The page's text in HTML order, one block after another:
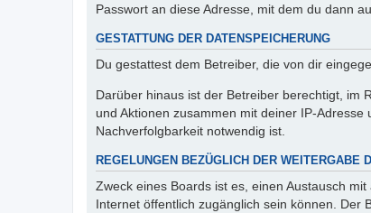
Passwort an diese Adresse, mit dem du dann
GESTATTUNG DER DATENSPEICHERUNG
Du gestattest dem Betreiber, die von dir
Darüber hinaus ist der Betreiber berechtigt, im
und Aktionen zusammen mit deiner IP-
Nachverfolgbarkeit notwendig ist.
REGELUNGEN BEZÜGLICH DER WEITERGABE
Zweck eines Boards ist es, einen Austausch
Internet öffentlich zugänglich sein können. Der